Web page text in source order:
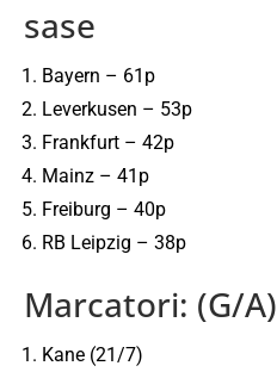
sase
Bayern – 61p
Leverkusen – 53p
Frankfurt – 42p
Mainz – 41p
Freiburg – 40p
RB Leipzig – 38p
Marcatori: (G/A)
Kane (21/7)